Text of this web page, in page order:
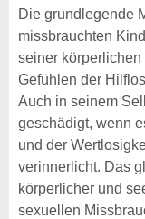
Die grundlegende
missbrauchten
seiner
Gefühlen der
Auch in seinem
geschädigt, wenn
und der
verinnerlicht. Das
körperlicher und
sexuellen